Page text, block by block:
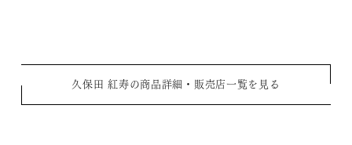
久保田 紅寿の商品詳細・販売店一覧を見る